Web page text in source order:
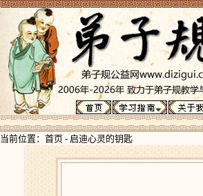
当前位置： 首页 - 启迪心灵的钥匙